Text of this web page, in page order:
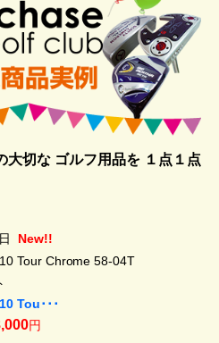
大切な ゴルフ用品を１点１点
New!!
Tour Chrome 58-04T
Tou･･･
円